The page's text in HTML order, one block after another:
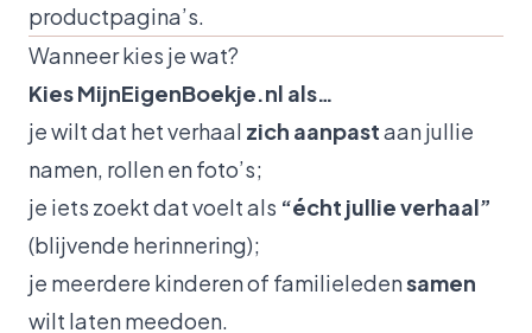
productpagina’s.
Wanneer kies je wat?
Kies MijnEigenBoekje.nl als…
je wilt dat het verhaal zich aanpastaan jullie
namen, rollen en foto’s;
je iets zoekt dat voelt als “écht jullie verhaal”
(blijvende herinnering);
je meerdere kinderen of familieledensamen
wilt laten meedoen.